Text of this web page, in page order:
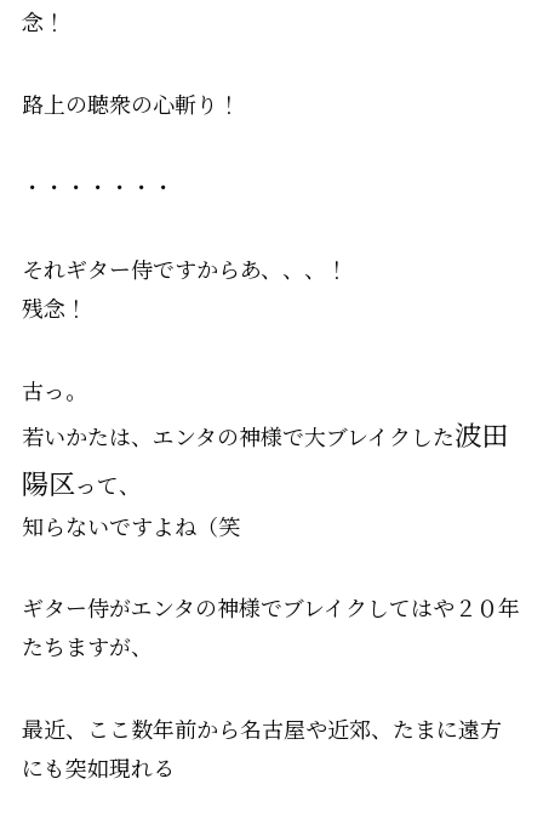
念！
路上の聴衆の心斬り！
・・・・・・・
それギター侍ですからあ、、、！
残念！
古っ。
若いかたは、エンタの神様で大ブレイクした波田
陽区って、
知らないですよね（笑
ギター侍がエンタの神様でブレイクしてはや２０年
たちますが、
最近、ここ数年前から名古屋や近郊、たまに遠方
にも突如現れる